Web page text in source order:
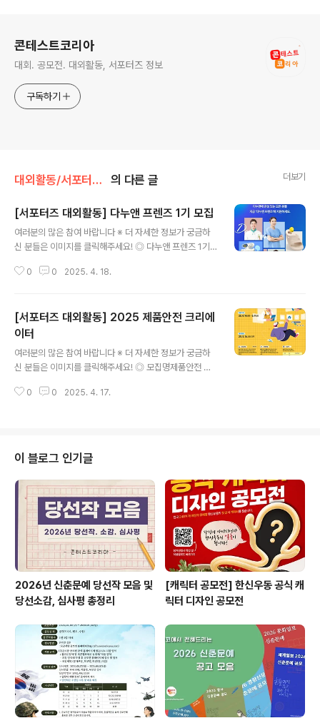
콘테스트코리아
대회. 공모전. 대외활동, 서포터즈 정보
구독하기
대외활동/서포터즈 • 기자단 의 다른 글 더보기
[서포터즈 대외활동] 다누앤 프렌즈 1기 모집
여러분의 많은 참여 바랍니다 ※ 더 자세한 정보가 궁금하
신 분들은 이미지를 클릭해주세요! ◎ 다누앤 프렌즈 1기
세상 편한 힐링 슈즈, 다누앤입니다.다누앤과 함께 발 건강
성과 트렌디한 매력을 알리며, 특별한 혜택과 함께 발을 위
한 사랑을 나누는 여정에 동참하세요!!! ◎ 모집 대상다누
앤을 사랑하는 분들이라면 누구나 환영합니다. ^^ ◎ 접수
기간2025년 3월 31일(월) ~ 4월 20일(일) ◎ 모집 인원
5년 5월 ~ 9월(5개월) ◎ 합격자 발표2025년 4월 21일
0 0 2025. 4. 18.
[서포터즈 대외활동] 2025 제품안전 크리에
이터
여러분의 많은 참여 바랍니다 ※ 더 자세한 정보가 궁금하
신 분들은 이미지를 클릭해주세요! ◎ 모집명제품안전 크
25.5.16(금) 이후 ◎ 모집대상총 50명제품안전에 관심이
재학(또는 휴학) 증명서 등증빙자료와 함께 전자메일(ad
@kips.kr)로 송부 ◎ 활동기간25.5.23.(금) ~ 11.11.(화)
약 6개월 ◎ 활동내용- 월 1회 제품안전 관련 콘텐츠를 제
작 및 홍보- 발대식(5.22.) 및 시상식(11.11.) 행사참여 등*
행사 일정 변동 가능 ◎ 활동혜택..
0 0 2025. 4. 17.
이 블로그 인기글
2026년 신춘문예 당선작 모음 및
당선소감, 심사평 총정리
[캐릭터 공모전] 한신우동 공식 캐
릭터 디자인 공모전